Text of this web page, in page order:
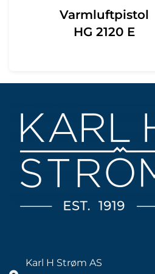
Varmluftpistol
HG 2120 E
Karl H Strøm AS